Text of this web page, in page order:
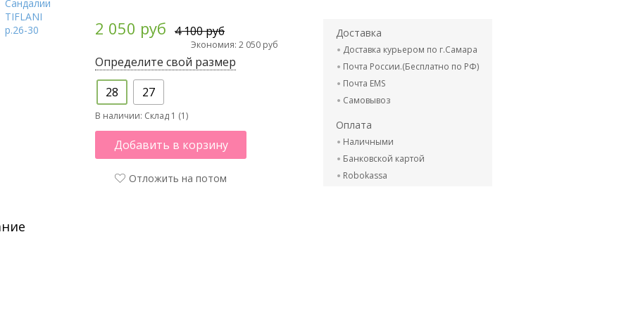
2 050 руб 4 100 руб
Экономия: 2 050 руб
Определите свой размер
28
27
В наличии: Склад 1 (1)
Добавить в корзину
Отложить на потом
Доставка
Доставка курьером по г.Самара
Почта России.(Бесплатно по РФ)
Почта EMS
Самовывоз
Оплата
Наличными
Банковской картой
Robokassa